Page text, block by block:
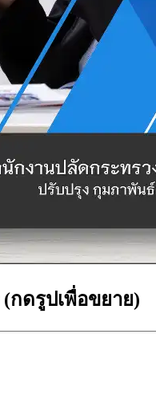
(กดรูปเพื่อขยาย)